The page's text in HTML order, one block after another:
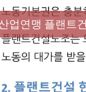
었던 죽음, HL
업연맹 플랜트
천] 폭염감시단
서비스연맹 전
역 노동자 합창